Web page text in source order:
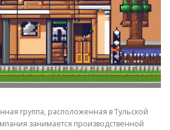
группа, расположенная в Тульской
занимается производственной